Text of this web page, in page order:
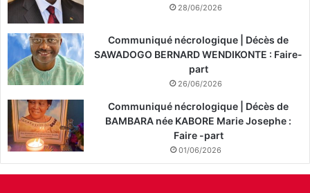
28/06/2026
Communiqué nécrologique | Décès de
SAWADOGO BERNARD WENDIKONTE : Faire-
part
26/06/2026
Communiqué nécrologique | Décès de
BAMBARA née KABORE Marie Josephe :
Faire -part
01/06/2026